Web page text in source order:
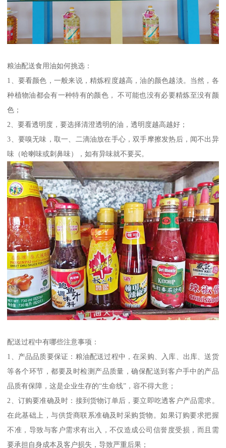
粮油配送食用油如何挑选：
1、要看颜色，一般来说，精炼程度越高，油的颜色越淡。当然，各
种植物油都会有一种特有的颜色， 不可能也没有必要精炼至没有颜
色；
2、要看透明度，要选择清澄透明的油，透明度越高越好；
3、要嗅无味，取一、二滴油放在手心，双手摩擦发热后，闻不出异
味（哈喇味或刺鼻味），如有异味就不要买。
配送过程中有哪些注意事项：
1、产品品质要保证：粮油配送过程中，在采购、入库、出库、送货
等各个环节，都要及时检测产品质量，确保配送到客户手中的产品
品质有保障，这是企业生存的“生命线”，容不得大意；
2、订购要准确及时：接到货物订单后，要立即吃透客户产品需求。
在此基础上，与供货商联系准确及时采购货物。如果订购要求把握
不准，导致与客户需求有出入，不仅造成公司信誉度受损，而且需
要承担自身成本及客户损失，导致严重后果；